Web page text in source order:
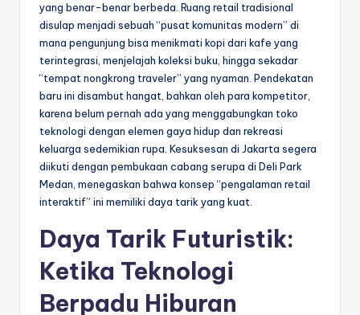
yang benar-benar berbeda. Ruang retail tradisional
disulap menjadi sebuah “pusat komunitas modern” di
mana pengunjung bisa menikmati kopi dari kafe yang
terintegrasi, menjelajah koleksi buku, hingga sekadar
“tempat nongkrong traveler” yang nyaman. Pendekatan
baru ini disambut hangat, bahkan oleh para kompetitor,
karena belum pernah ada yang menggabungkan toko
teknologi dengan elemen gaya hidup dan rekreasi
keluarga sedemikian rupa. Kesuksesan di Jakarta segera
diikuti dengan pembukaan cabang serupa di Deli Park
Medan, menegaskan bahwa konsep “pengalaman retail
interaktif” ini memiliki daya tarik yang kuat.
Daya Tarik Futuristik:
Ketika Teknologi
Berpadu Hiburan